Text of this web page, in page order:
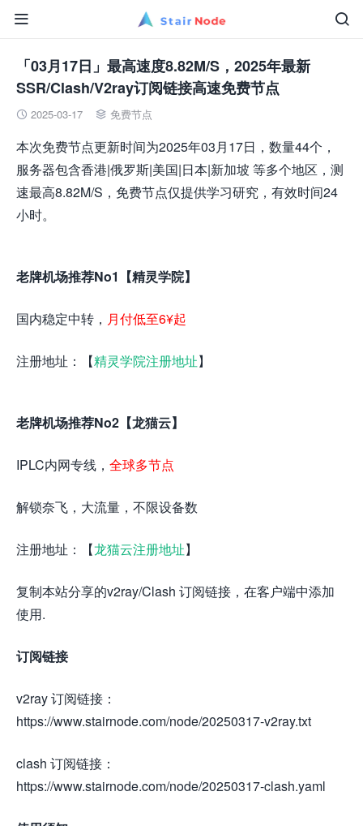


「03月17日」最高速度8.82M/S，2025年最新
SSR/Clash/V2ray订阅链接高速免费节点
 2025-03-17  免费节点
本次免费节点更新时间为2025年03月17日，数量44个，
服务器包含香港|俄罗斯|美国|日本|新加坡 等多个地区，测
速最高8.82M/S，免费节点仅提供学习研究，有效时间24
小时。
老牌机场推荐No1【精灵学院】
国内稳定中转， 月付低至6¥起
注册地址：【精灵学院注册地址】
老牌机场推荐No2【龙猫云】
IPLC内网专线， 全球多节点
解锁奈飞，大流量，不限设备数
注册地址：【龙猫云注册地址】
复制本站分享的v2ray/Clash 订阅链接，在客户端中添加
使用.
订阅链接
v2ray 订阅链接：
https://www.stairnode.com/node/20250317-v2ray.txt
clash 订阅链接：
https://www.stairnode.com/node/20250317-clash.yaml